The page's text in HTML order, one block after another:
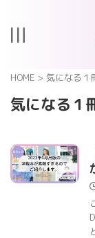
HOME > 気になる１
気になる１